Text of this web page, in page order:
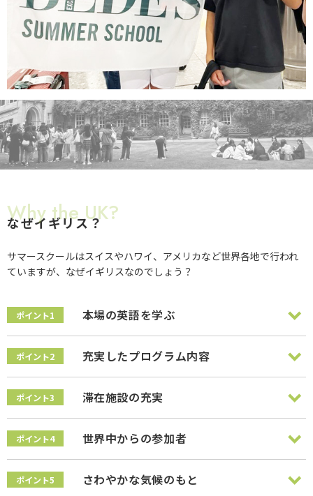
Why the UK?
なぜイギリス？
サマースクールはスイスやハワイ、アメリカなど世界各地で行われ
ていますが、なぜイギリスなのでしょう？
ポイント1 本場の英語を学ぶ
ポイント2 充実したプログラム内容
ポイント3 滞在施設の充実
ポイント4 世界中からの参加者
ポイント5 さわやかな気候のもと